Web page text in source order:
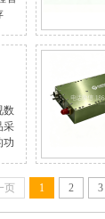
数
采
功
页 1 2 3